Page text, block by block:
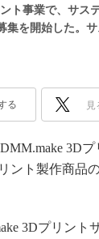
ト事業で、サス
を開始した。
る 見
3D
ント製作商品
3Dプリント